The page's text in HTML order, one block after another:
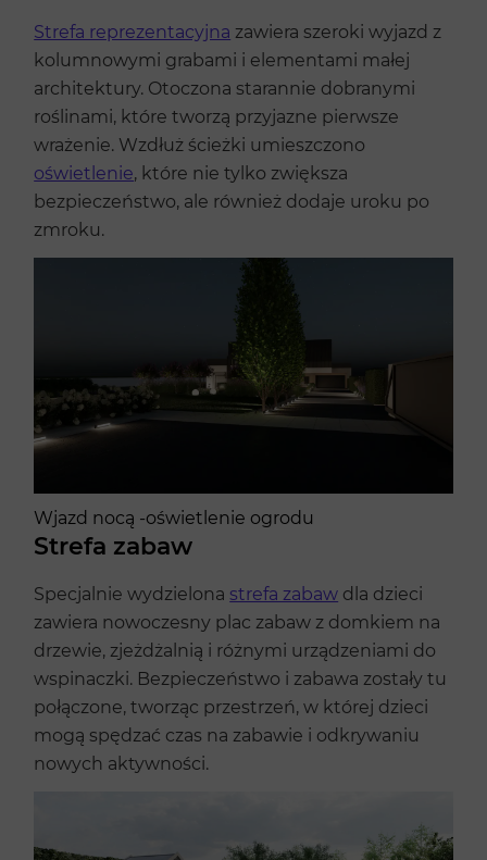
Strefa reprezentacyjna zawiera szeroki wyjazd z
kolumnowymi grabami i elementami małej
architektury. Otoczona starannie dobranymi
roślinami, które tworzą przyjazne pierwsze
wrażenie. Wzdłuż ścieżki umieszczono
oświetlenie, które nie tylko zwiększa
bezpieczeństwo, ale również dodaje uroku po
zmroku.
Wjazd nocą -oświetlenie ogrodu
Strefa zabaw
Specjalnie wydzielonastrefa zabaw dla dzieci
zawiera nowoczesny plac zabaw z domkiem na
drzewie, zjeżdżalnią i różnymi urządzeniami do
wspinaczki. Bezpieczeństwo i zabawa zostały tu
połączone, tworząc przestrzeń, w której dzieci
mogą spędzać czas na zabawie i odkrywaniu
nowych aktywności.